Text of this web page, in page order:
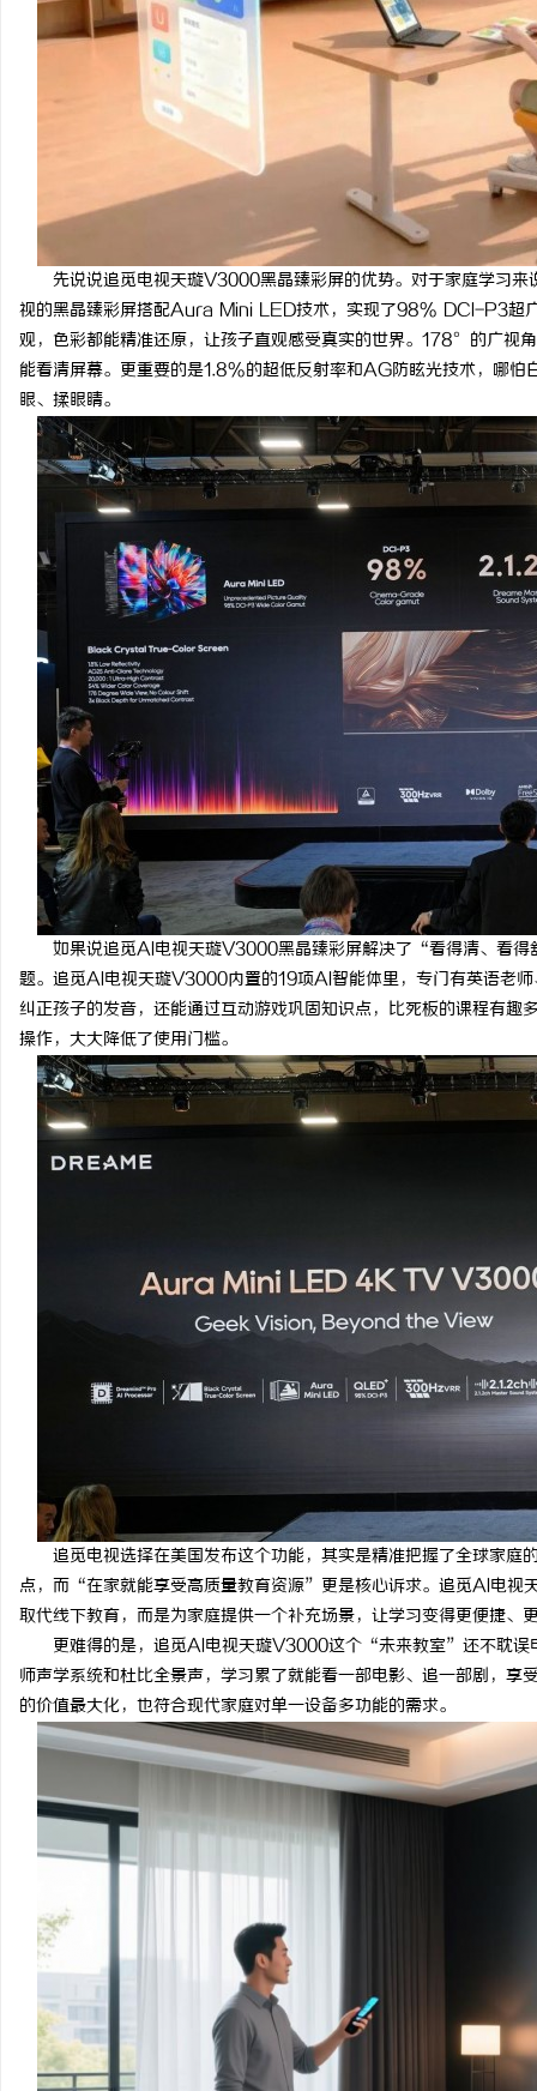
先说说追觅电视天璇V3000黑晶臻彩屏的优势。对于家庭学习
视的黑晶臻彩屏搭配Aura Mini LED技术，实现了98% DCI-P3超
观，色彩都能精准还原，让孩子直观感受真实的世界。178°的广视
能看清屏幕。更重要的是1.8%的超低反射率和AG防眩光技术，哪怕
眼、揉眼睛。
如果说追觅AI电视天璇V3000黑晶臻彩屏解决了“看得清、看
题。追觅AI电视天璇V3000内置的19项AI智能体里，专门有英语老
纠正孩子的发音，还能通过互动游戏巩固知识点，比死板的课程有
操作，大大降低了使用门槛。
追觅电视选择在美国发布这个功能，其实是精准把握了全球家
点，而“在家就能享受高质量教育资源”更是核心诉求。追觅AI电
取代线下教育，而是为家庭提供一个补充场景，让学习变得更便捷、
更难得的是，追觅AI电视天璇V3000这个“未来教室”还不耽误
师声学系统和杜比全景声，学习累了就能看一部电影、追一部剧，
的价值最大化，也符合现代家庭对单一设备多功能的需求。